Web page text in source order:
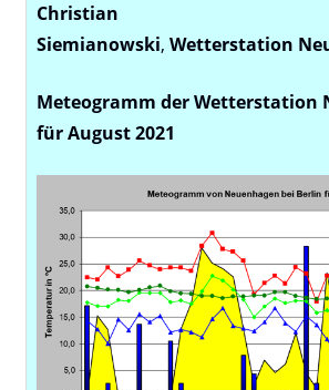
Christian
Siemianowski,Wetterstation
Meteogramm der Wetterstation
für August 2021